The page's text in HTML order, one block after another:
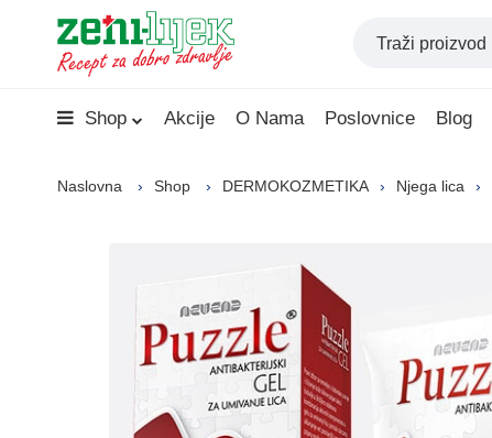
Shop Akcije O Nama Poslovnice Blog
Naslovna Shop DERMOKOZMETIKA Njega lica